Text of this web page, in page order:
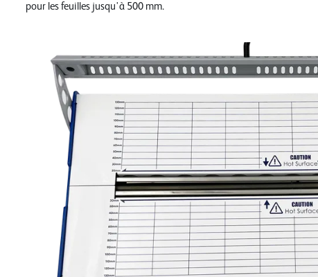
pour les feuilles jusqu'à 500 mm.